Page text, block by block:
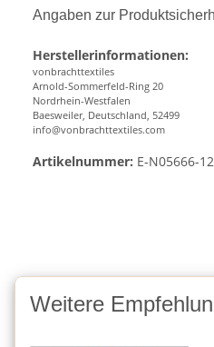
Angaben zur
Herstellerinformationen:
vonbrachttextiles
Arnold-Sommerfeld-Ring 20
Nordrhein-Westfalen
Baesweiler, Deutschland, 52499
info@vonbrachttextiles.com
Artikelnummer: E-N05666-
Weitere